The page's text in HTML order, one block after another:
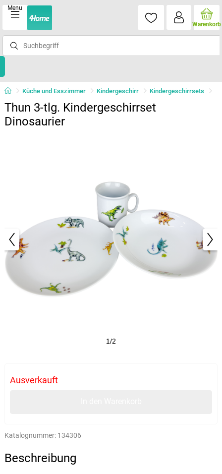
Menu
Warenkorb
Küche und Esszimmer Kindergeschirr Kindergeschirrsets
Thun 3-tlg. Kindergeschirrset
Dinosaurier
1/2
Ausverkauft
Katalognummer: 134306
Beschreibung